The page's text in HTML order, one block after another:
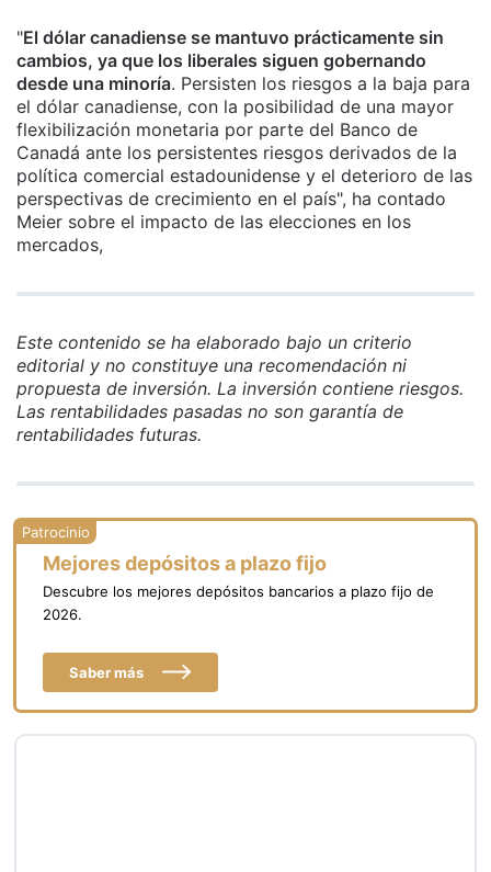
"El dólar canadiense se mantuvo prácticamente sin
cambios, ya que los liberales siguen gobernando
desde una minoría. Persisten los riesgos a la baja para
el dólar canadiense, con la posibilidad de una mayor
flexibilización monetaria por parte del Banco de
Canadá ante los persistentes riesgos derivados de la
política comercial estadounidense y el deterioro de las
perspectivas de crecimiento en el país", ha contado
Meier sobre el impacto de las elecciones en los
mercados,
Este contenido se ha elaborado bajo un criterio
editorial y no constituye una recomendación ni
propuesta de inversión. La inversión contiene riesgos.
Las rentabilidades pasadas no son garantía de
rentabilidades futuras.
Mejores depósitos a plazo fijo
Descubre los mejores depósitos bancarios a plazo fijo de
2026.
Saber más